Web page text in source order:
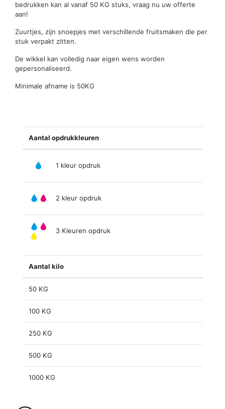
bedrukken kan al vanaf 50 KG stuks, vraag nu uw offerte
aan!
Zuurtjes, zijn snoepjes met verschillende fruitsmaken die per
stuk verpakt zitten.
De wikkel kan volledig naar eigen wens worden
gepersonaliseerd.
Minimale afname is 50KG
Aantal opdrukkleuren
1 kleur opdruk
2 kleur opdruk
3 Kleuren opdruk
Aantal kilo
50 KG
100 KG
250 KG
500 KG
1000 KG